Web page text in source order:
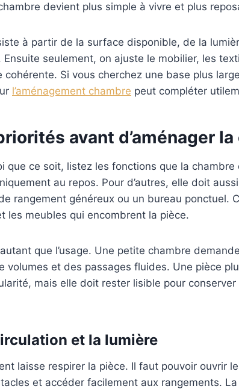
devient plus simple à vivre et plus
à partir de la surface disponible, de la
seulement, on ajuste le mobilier, les
cohérente. Si vous cherchez une base plus
l’aménagement chambre peut compléter
avant d’aménager la
que ce soit, listez les fonctions que la chambre
au repos. Pour d’autres, elle doit
rangement généreux ou un bureau ponctuel.
les meubles qui encombrent la pièce.
que l’usage. Une petite chambre
volumes et des passages fluides. Une pièce
mais elle doit rester lisible pour conserver
et la lumière
laisse respirer la pièce. Il faut pouvoir ouvrir
et accéder facilement aux rangements.